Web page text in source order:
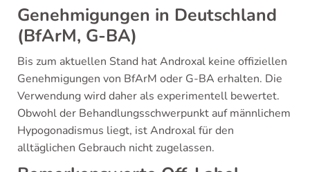
Genehmigungen in Deutschland
(BfArM, G-BA)
Bis zum aktuellen Stand hat Androxal keine offiziellen
Genehmigungen von BfArM oder G-BA erhalten. Die
Verwendung wird daher als experimentell bewertet.
Obwohl der Behandlungsschwerpunkt auf männlichem
Hypogonadismus liegt, ist Androxal für den
alltäglichen Gebrauch nicht zugelassen.